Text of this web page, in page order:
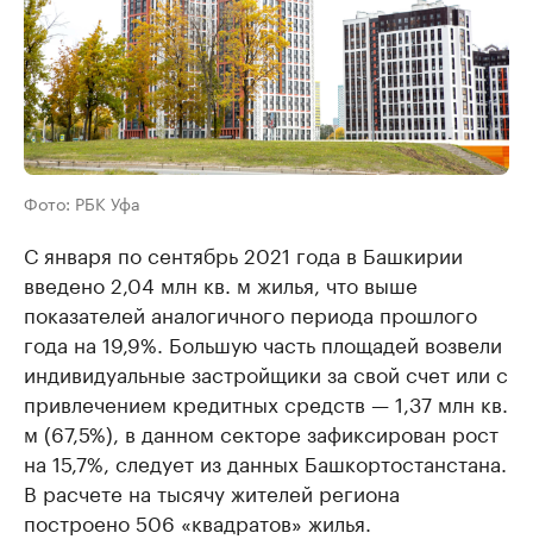
Фото: РБК Уфа
С января по сентябрь 2021 года в Башкирии
введено 2,04 млн кв. м жилья, что выше
показателей аналогичного периода прошлого
года на 19,9%. Большую часть площадей возвели
индивидуальные застройщики за свой счет или с
привлечением кредитных средств — 1,37 млн кв.
м (67,5%), в данном секторе зафиксирован рост
на 15,7%, следует из данных Башкортостанстана.
В расчете на тысячу жителей региона
построено 506 «квадратов» жилья.